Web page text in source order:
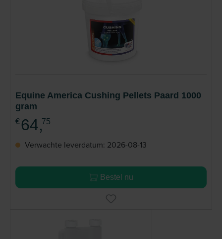
Equine America Cushing Pellets Paard 1000
gram
€ 64,75
Verwachte leverdatum: 2026-08-13
Bestel nu